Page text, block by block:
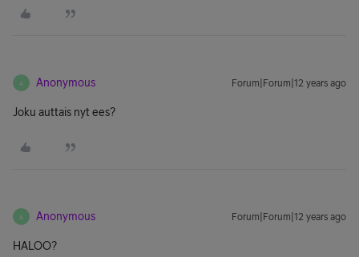
A Anonymous Forum|Forum|12 years ago
Joku auttais nyt ees?
A Anonymous Forum|Forum|12 years ago
HALOO?